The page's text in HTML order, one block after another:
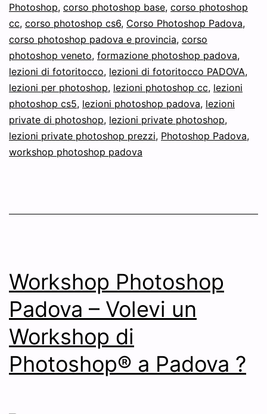
Photoshop, corso photoshop base, corso photoshop
cc, corso photoshop cs6, Corso Photoshop Padova,
corso photoshop padova e provincia, corso
photoshop veneto, formazione photoshop padova,
lezioni di fotoritocco, lezioni di fotoritocco PADOVA,
lezioni per photoshop, lezioni photoshop cc, lezioni
photoshop cs5, lezioni photoshop padova, lezioni
private di photoshop, lezioni private photoshop,
lezioni private photoshop prezzi, Photoshop Padova,
workshop photoshop padova
Workshop Photoshop
Padova – Volevi un
Workshop di
Photoshop® a Padova ?